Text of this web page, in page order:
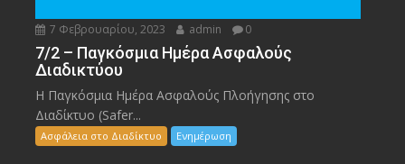
7 Φεβρουαρίου, 2023 admin 0
7/2 – Παγκόσμια Ημέρα Ασφαλούς
Διαδικτύου
Η Παγκόσμια Ημέρα Ασφαλούς Πλοήγησης στο
Διαδίκτυο (Safer...
Ασφάλεια στο Διαδίκτυο Ενημέρωση